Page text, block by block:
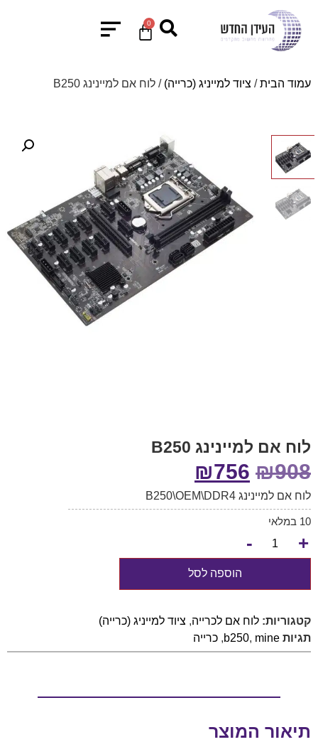
0
עמוד הבית/ ציוד למייניג (כרייה) / לוח אם למיינינג B250
לוח אם למיינינג B250
₪908
₪756
לוח אם למיינינג B250\OEM\DDR4
10 במלאי
+
-
הוספה לסל
קטגוריות: לוח אם לכרייה, ציוד למייניג (כרייה)
תגיות
b250, mine
, כרייה
תיאור המוצר